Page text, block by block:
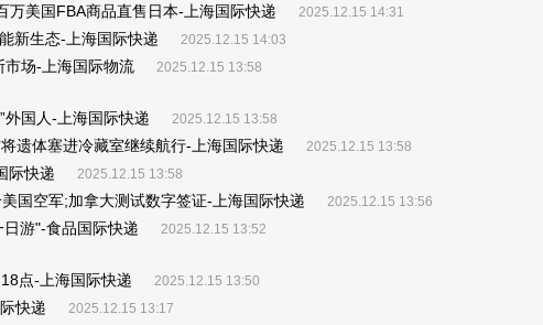
万美国FBA商品直售日本-上海国际快递 2025.12.15 14:31
新生态-上海国际快递 2025.12.15 14:03
市场-上海国际物流 2025.12.15 13:58
外国人-上海国际快递 2025.12.15 13:58
遗体塞进冷藏室继续航行-上海国际快递 2025.12.15 13:58
际快递 2025.12.15 13:58
国空军;加拿大测试数字签证-上海国际快递 2025.12.15 13:56
游"-食品国际快递 2025.12.15 13:52
点-上海国际快递 2025.12.15 13:50
快递 2025.12.15 13:17